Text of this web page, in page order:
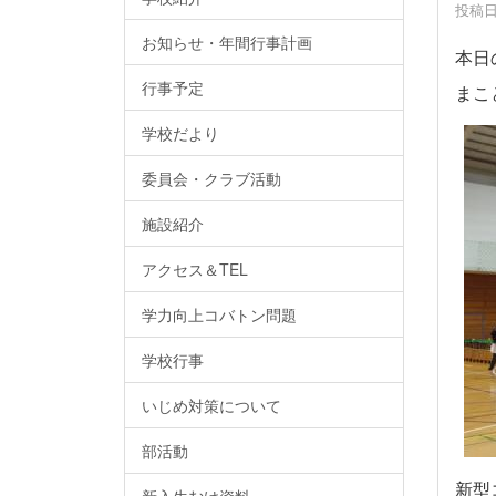
投稿
本
ま
新
お知らせ・年間行事計画
行事予定
学校だより
委員会・クラブ活動
施設紹介
アクセス＆TEL
学力向上コバトン問題
学校行事
いじめ対策について
部活動